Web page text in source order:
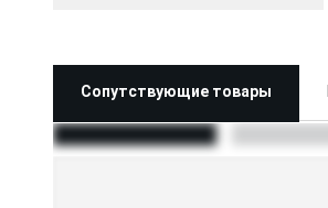
Сопутствующие товары